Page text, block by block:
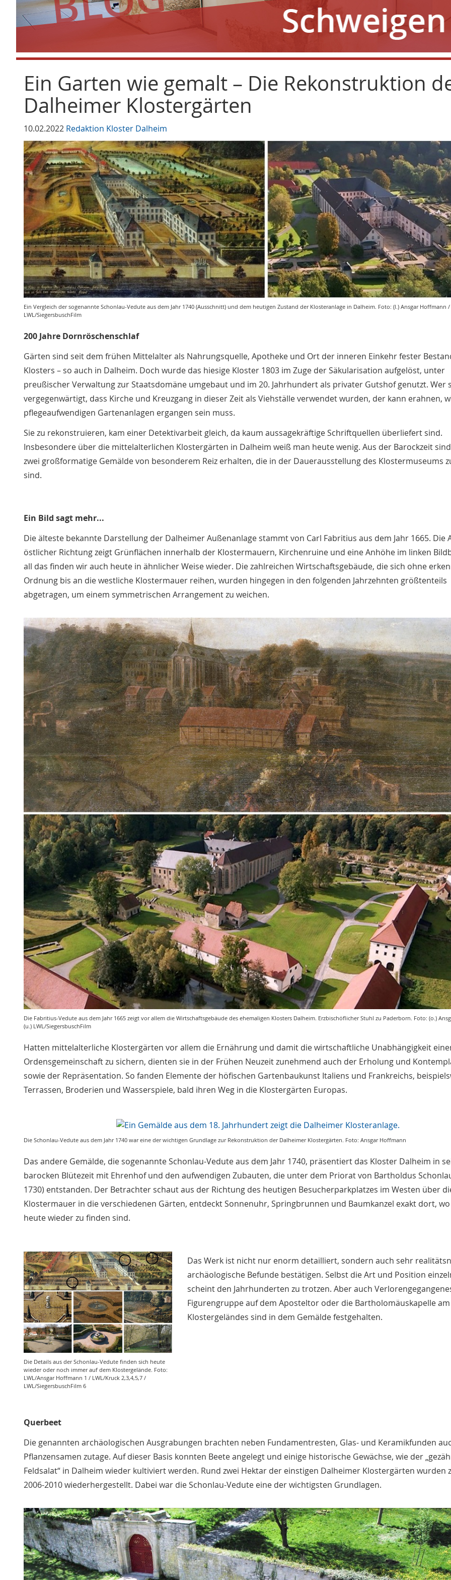
Ein Garten wie gemalt – Die Rekonstruktion
Dalheimer Klostergärten
10.02.2022 Redaktion Kloster Dalheim
Ein Vergleich der sogenannte Schonlau-Vedute aus dem Jahr 1740 (Ausschnitt) und dem heutigen Zustand der Klosteranlage in Dalheim. Foto: (l.) Ansgar Hoffmann /
LWL/SiegersbuschFilm
200 Jahre Dornröschenschlaf
Gärten sind seit dem frühen Mittelalter als Nahrungsquelle, Apotheke und Ort der inneren Einkehr fester
Klosters – so auch in Dalheim. Doch wurde das hiesige Kloster 1803 im Zuge der Säkularisation aufgelöst, unter
preußischer Verwaltung zur Staatsdomäne umgebaut und im 20. Jahrhundert als privater Gutshof genutzt. Wer
vergegenwärtigt, dass Kirche und Kreuzgang in dieser Zeit als Viehställe verwendet wurden, der kann erahnen,
pflegeaufwendigen Gartenanlagen ergangen sein muss.
Sie zu rekonstruieren, kam einer Detektivarbeit gleich, da kaum aussagekräftige Schriftquellen überliefert sind.
Insbesondere über die mittelalterlichen Klostergärten in Dalheim weiß man heute wenig. Aus der Barockzeit
zwei großformatige Gemälde von besonderem Reiz erhalten, die in der Dauerausstellung des Klostermuseums
sind.
Ein Bild sagt mehr...
Die älteste bekannte Darstellung der Dalheimer Außenanlage stammt von Carl Fabritius aus dem Jahr 1665. Die
östlicher Richtung zeigt Grünflächen innerhalb der Klostermauern, Kirchenruine und eine Anhöhe im linken
all das finden wir auch heute in ähnlicher Weise wieder. Die zahlreichen Wirtschaftsgebäude, die sich ohne
Ordnung bis an die westliche Klostermauer reihen, wurden hingegen in den folgenden Jahrzehnten größtenteils
abgetragen, um einem symmetrischen Arrangement zu weichen.
Die Fabritius-Vedute aus dem Jahr 1665 zeigt vor allem die Wirtschaftsgebäude des ehemaligen Klosters Dalheim. Erzbischöflicher Stuhl zu Paderborn. Foto: (o.)
(u.) LWL/SiegersbuschFilm
Hatten mittelalterliche Klostergärten vor allem die Ernährung und damit die wirtschaftliche Unabhängigkeit
Ordensgemeinschaft zu sichern, dienten sie in der Frühen Neuzeit zunehmend auch der Erholung und
sowie der Repräsentation. So fanden Elemente der höfischen Gartenbaukunst Italiens und Frankreichs,
Terrassen, Broderien und Wasserspiele, bald ihren Weg in die Klostergärten Europas.
Die Schonlau-Vedute aus dem Jahr 1740 war eine der wichtigen Grundlage zur Rekonstruktion der Dalheimer Klostergärten. Foto: Ansgar Hoffmann
Das andere Gemälde, die sogenannte Schonlau-Vedute aus dem Jahr 1740, präsentiert das Kloster Dalheim in
barocken Blütezeit mit Ehrenhof und den aufwendigen Zubauten, die unter dem Priorat von Bartholdus
1730) entstanden. Der Betrachter schaut aus der Richtung des heutigen Besucherparkplatzes im Westen über
Klostermauer in die verschiedenen Gärten, entdeckt Sonnenuhr, Springbrunnen und Baumkanzel exakt dort,
heute wieder zu finden sind.
Die Details aus der Schonlau-Vedute finden sich heute
wieder oder noch immer auf dem Klostergelände. Foto:
LWL/Ansgar Hoffmann 1 / LWL/Kruck 2,3,4,5,7 /
LWL/SiegersbuschFilm 6
Das Werk ist nicht nur enorm detailliert, sondern auch sehr
archäologische Befunde bestätigen. Selbst die Art und Position
scheint den Jahrhunderten zu trotzen. Aber auch
Figurengruppe auf dem Aposteltor oder die Bartholomäuskapelle am
Klostergeländes sind in dem Gemälde festgehalten.
Querbeet
Die genannten archäologischen Ausgrabungen brachten neben Fundamentresten, Glas- und Keramikfunden
Pflanzensamen zutage. Auf dieser Basis konnten Beete angelegt und einige historische Gewächse, wie der
Feldsalat“ in Dalheim wieder kultiviert werden. Rund zwei Hektar der einstigen Dalheimer Klostergärten wurden
2006-2010 wiederhergestellt. Dabei war die Schonlau-Vedute eine der wichtigsten Grundlagen.